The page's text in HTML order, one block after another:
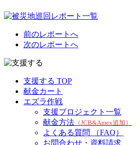
前のレポートへ
次のレポートへ
支援する TOP
献金カート
エズラ作戦
支援プロジェクト一覧
献金方法 （JCB&Amex追加）
よくある質問 （FAQ）
お問合わせ・資料請求